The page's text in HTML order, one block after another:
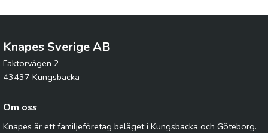
Knapes Sverige AB
Faktorvägen 2
43437 Kungsbacka
Om oss
Knapes är ett familjeföretag beläget i Kungsbacka och Göteborg.